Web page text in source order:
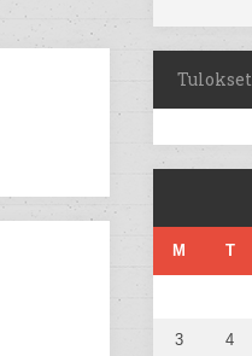
Tulokset
M T
3 4